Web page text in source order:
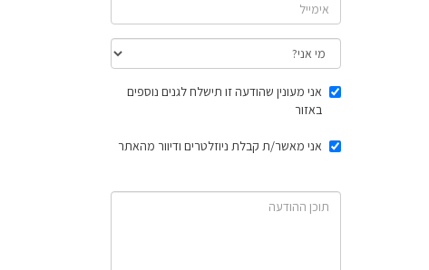
חוות דעתאני מעונין שהודעה זו תישלח לגנים נוספים
באזור
אני מאשר/ת קבלת ניוזלטרים ודיוור מהאתר